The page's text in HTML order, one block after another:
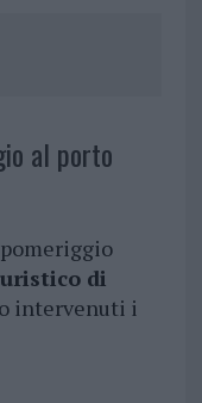
al porto
di
intervenuti i